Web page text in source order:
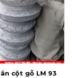
cột gỗ LM 93